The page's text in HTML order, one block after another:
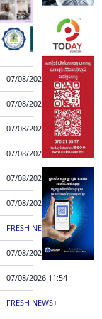
07/08/2026 13:18
07/08/2026 13:14
07/08/2026 13:06
07/08/2026 13:00
07/08/2026 12:55
07/08/2026 12:40
FRESH NEWS+
07/08/2026 12:23
07/08/2026 11:54
FRESH NEWS+